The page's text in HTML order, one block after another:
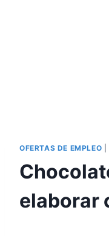
OFERTAS DE EMPLEO
elaborar